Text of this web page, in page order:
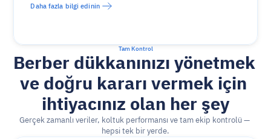
Daha fazla bilgi edinin
Tam Kontrol
Berber dükkanınızı yönetmek
ve doğru kararı vermek için
ihtiyacınız olan her şey
Gerçek zamanlı veriler, koltuk performansı ve tam ekip kontrolü —
hepsi tek bir yerde.